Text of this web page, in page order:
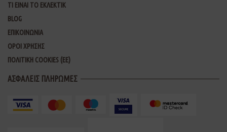
ΤΙ ΕΙΝΑΙ ΤΟ ΕΚΛΕΚΤΙΚ
BLOG
ΕΠΙΚΟΙΝΩΝΙΑ
ΟΡΟΙ ΧΡΗΣΗΣ
ΠΟΛΙΤΙΚΗ COOKIES (ΕΕ)
ΑΣΦΑΛΕΙΣ ΠΛΗΡΩΜΕΣ